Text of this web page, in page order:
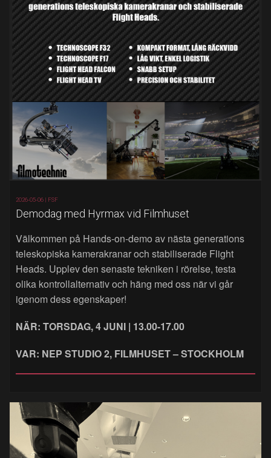
2026-05-06 | FSF
Demodag med Hyrmax vid Filmhuset
Välkommen på Hands‑on‑demo av nästa generations
teleskopiska kamerakranar och stabiliserade Flight
Heads. Upplev den senaste tekniken i rörelse, testa
olika kontrollalternativ och häng med oss när vi går
igenom dess egenskaper!
NÄR: TORSDAG, 4 JUNI | 13.00-17.00
VAR: NEP STUDIO 2, FILMHUSET – STOCKHOLM